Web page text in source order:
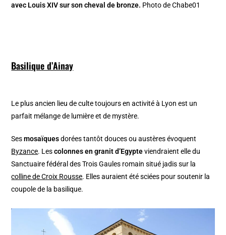
avec Louis XIV sur son cheval de bronze. Photo de Chabe01
Basilique d’Ainay
Le plus ancien lieu de culte toujours en activité à Lyon est un
parfait mélange de lumière et de mystère.
Sesmosaïquesdorées tantôt douces ou austères évoquent
Byzance. Lescolonnes en granit d’Egypteviendraient elle du
Sanctuaire fédéral des Trois Gaules romain situé jadis sur la
colline de Croix Rousse. Elles auraient été sciées pour soutenir la
coupole de la basilique.